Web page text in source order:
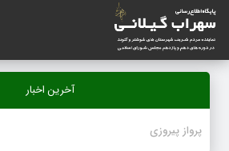
آخرین اخبار